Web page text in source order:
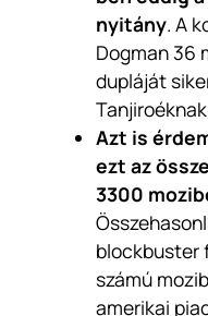
nyitány. A
Dogman 36
dupláját
Azt is
ezt az
3300
blockbuster
számú
amerikai